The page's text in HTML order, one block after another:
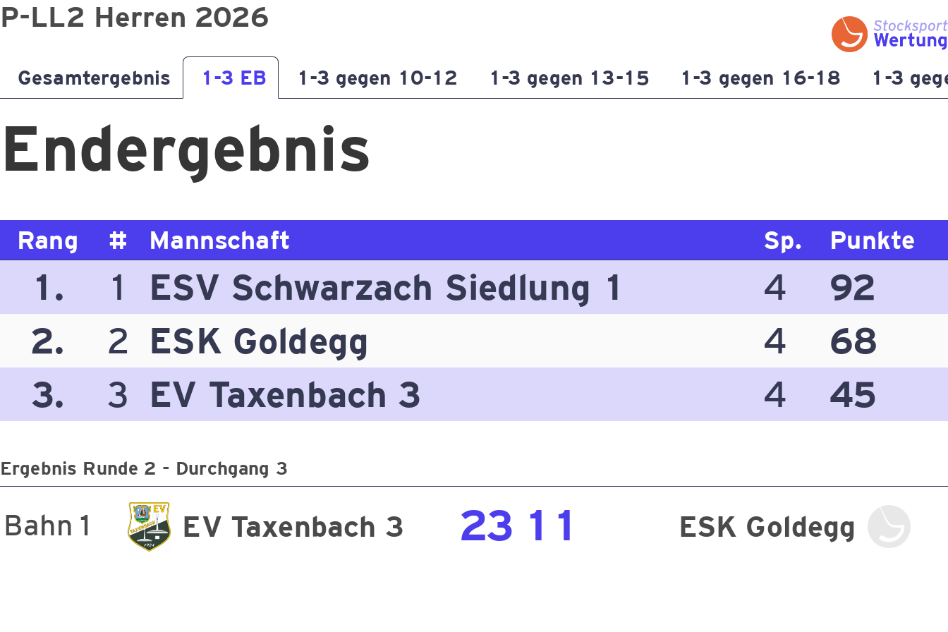
P-LL2 Herren 2026
Gesamtergebnis 1-3 EB 1-3 gegen 10-12 1-3 gegen 13-15 1-3 gegen 16-18 1-3
Endergebnis
Rang # Mannschaft Sp. Punkte
1. 1 ESV Schwarzach Siedlung 1 4
92
2.
2 ESK Goldegg 4
68
3.
3 EV Taxenbach 3 4 45
Ergebnis Runde 2 - Durchgang 3
Bahn 1 EV Taxenbach 3 23 11 ESK Goldegg